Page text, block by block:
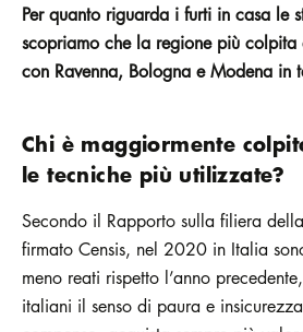
Per quanto riguarda i furti in casa le
scopriamo che la regione più colpita
con Ravenna, Bologna e Modena in
Chi è maggiormente
le tecniche più utilizzate?
Secondo il Rapporto sulla filiera
firmato Censis, nel 2020 in Italia
meno reati rispetto l’anno
italiani il senso di paura e